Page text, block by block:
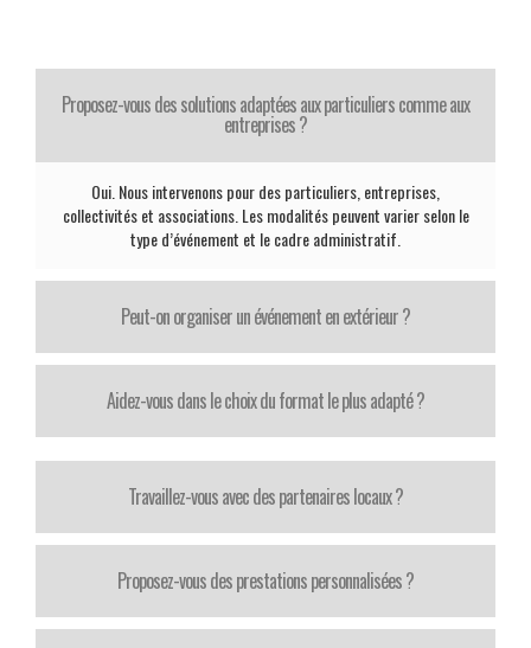
Proposez-vous des solutions adaptées aux particuliers comme aux
entreprises ?
Oui. Nous intervenons pour des particuliers, entreprises,
collectivités et associations. Les modalités peuvent varier selon le
type d’événement et le cadre administratif.
Peut-on organiser un événement en extérieur ?
Aidez-vous dans le choix du format le plus adapté ?
Travaillez-vous avec des partenaires locaux ?
Proposez-vous des prestations personnalisées ?